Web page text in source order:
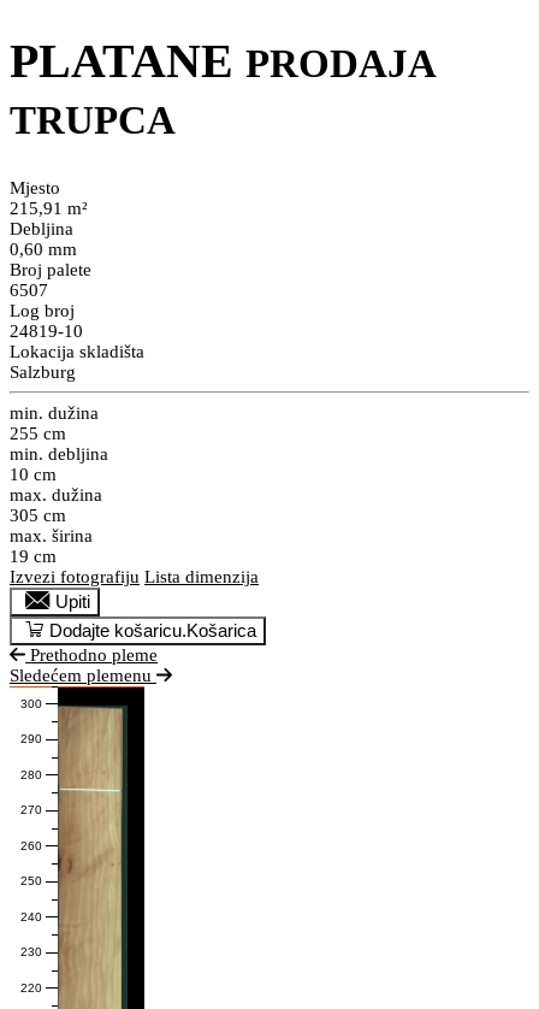
PLATANE PRODAJA
TRUPCA
Mjesto
215,91 m²
Debljina
0,60 mm
Broj palete
6507
Log broj
24819-10
Lokacija skladišta
Salzburg
min. dužina
255 cm
min. debljina
10 cm
max. dužina
305 cm
max. širina
19 cm
Izvezi fotografiju Lista dimenzija
Upiti
Dodajte košaricu.Košarica
Prethodno pleme
Sledećem plemenu
220
230
240
250
260
270
280
290
300